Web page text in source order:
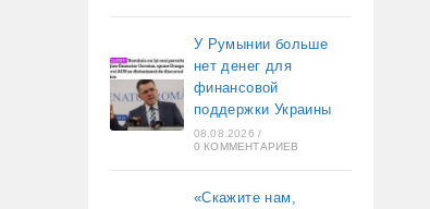
У Румынии больше
нет денег для
финансовой
поддержки Украины
08.08.2026 /
0 КОММЕНТАРИЕВ
«Скажите нам,